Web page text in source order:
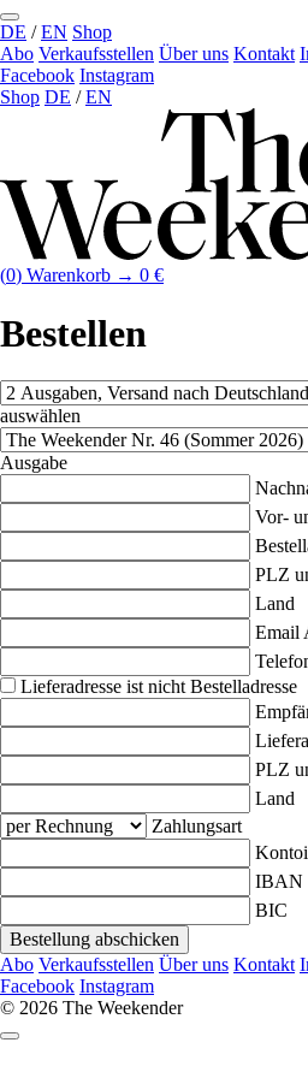
DE /EN Shop
Abo Verkaufs­stellen Über uns Kontakt
Facebook Instagram
Shop DE /EN
(0) Warenkorb → 0 €
Bestellen
auswählen
Ausgabe
Vor-
PLZ
Land
Email
Lieferadresse ist nicht Bestelladresse
PLZ
Land
Zahlungsart
IBAN
BIC
Bestellung abschicken
Abo Verkaufs­stellen Über uns Kontakt
Facebook Instagram
© 2026 The Weekender